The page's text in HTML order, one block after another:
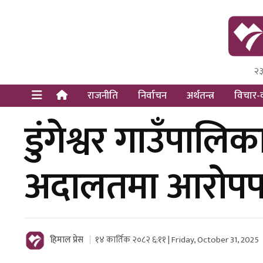
Himal
Dot
राजनीति निर्वाचन अर्थतन्त्र विचार-
डुंगेश्वर
अदालतमा
हिमाल प्रेस १४ कार्तिक २०८२ ६:११ | Friday, October 31, 2025